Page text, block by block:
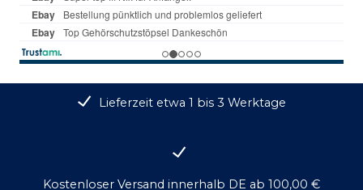
Lieferzeit etwa 1 bis 3 Werktage
Kostenloser Versand innerhalb DE ab 100,00 €